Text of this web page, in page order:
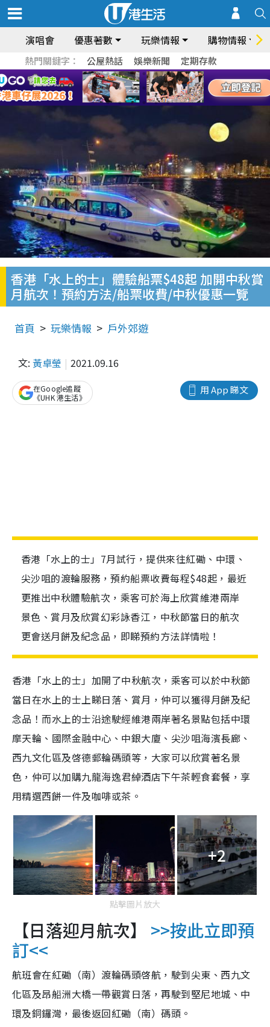
演唱會 優惠著數 玩樂情報 購物情報
熱門關鍵字： 公屋熱話 娛樂新聞 定期存款
香港「水上的士」體驗船票$48起 加開中秋賞
月航次！預約方法/船票收費/中秋優惠一覽
首頁 玩樂情報 戶外郊遊
文: 黃卓瑩 2021.09.16
用 App 睇文
在Google追蹤
《UHK 港生活》
香港「水上的士」7月試行，提供來往紅磡、中環、
尖沙咀的渡輪服務，預約船票收費每程$48起，最近
更推出中秋體驗航次，乘客可於海上欣賞維港兩岸
景色、賞月及欣賞幻彩詠香江，中秋節當日的航次
更會送月餅及紀念品，即睇預約方法詳情啦！
香港「水上的士」加開了中秋航次，乘客可以於中秋節
當日在水上的士上睇日落、賞月，仲可以獲得月餅及紀
念品！而水上的士沿途駛經維港兩岸著名景點包括中環
摩天輪、國際金融中心、中銀大廈、尖沙咀海濱長廊、
西九文化區及啓德郵輪碼頭等，大家可以欣賞著名景
色，仲可以加購九龍海逸君綽酒店下午茶輕食套餐，享
用精選西餅一件及咖啡或茶。
+2
點擊圖片放大
【日落迎月航次】 >>按此立即預
訂<<
航班會在紅磡（南）渡輪碼頭啓航，駛到尖東、西九文
化區及昂船洲大橋一帶觀賞日落，再駛到堅尼地城、中
環及銅鑼灣，最後返回紅磡（南）碼頭。